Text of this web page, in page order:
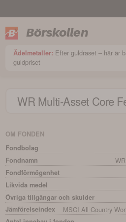
Börskollen
Ädelmetaller: Efter guldraset – här är
guldpriset
WR Multi-Asset Core
OM FONDEN
Fondbolag
Fondnamn
Fondförmögenhet
Likvida medel
Övriga tillgångar och skulder
Jämförelseindex MSCI All Country